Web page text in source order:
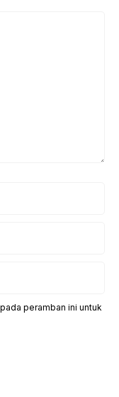
peramban ini untuk